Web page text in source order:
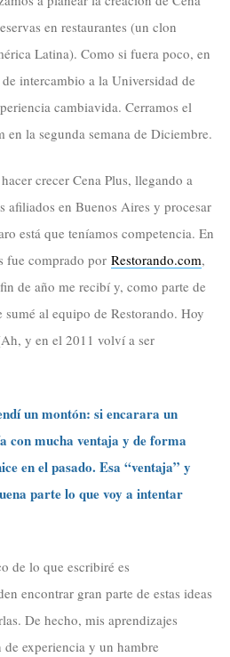
en restaurantes (un clon
Latina). Como si fuera poco, en
intercambio a la Universidad de
cambiavida. Cerramos el
en la segunda semana de Diciembre.
crecer Cena Plus, llegando a
afiliados en Buenos Aires y procesar
está que teníamos competencia. En
fue comprado por Restorando.com,
de año me recibí y, como parte de
sumé al equipo de Restorando. Hoy
y en el 2011 volví a ser
un montón: si encarara un
con mucha ventaja y de forma
en el pasado. Esa “ventaja” y
parte lo que voy a intentar
de lo que escribiré es
encontrar gran parte de estas ideas
De hecho, mis aprendizajes
experiencia y un hambre